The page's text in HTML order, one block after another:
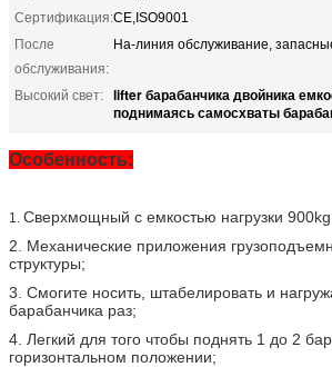
Сертификация:CE,ISO9001
После
обслуживания:
На-линия обслуживание,
Высокий свет: lifter барабанчика двойника
поднимаясь самосхваты
Особенность:
1. Сверхмощный с емкостью нагрузки
2. Механические приложения
структуры;
3. Смогите носить, штабелировать и
барабанчика раз;
4. Легкий для того чтобы поднять 1 до 2
горизонтальном положении;